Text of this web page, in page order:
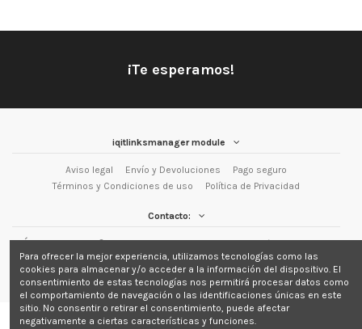
¡Te esperamos!
iqitlinksmanager module
Aviso legal Envío y Devoluciones
Pago seguro
Términos y Condiciones de uso
Política de Privacidad
Contacto:
Áncora Helados
info@ancorahelados.com
Para ofrecer la mejor experiencia, utilizamos tecnologías como las
cookies para almacenar y/o acceder a la información del dispositivo. El
consentimiento de estas tecnologías nos permitirá procesar datos como
el comportamiento de navegación o las identificaciones únicas en este
sitio. No consentir o retirar el consentimiento, puede afectar
negativamente a ciertas características y funciones.